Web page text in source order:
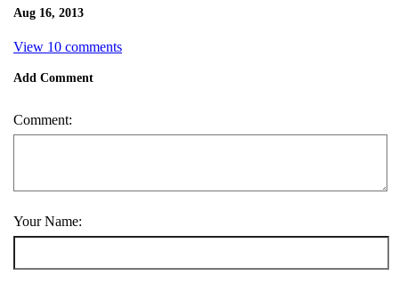
Aug 16, 2013
View 10 comments
Add Comment
Comment:
Your Name: